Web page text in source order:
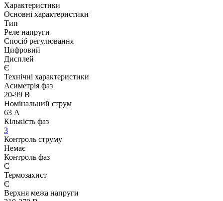
Характеристики
Основні характеристики
Тип
Реле напруги
Спосіб регулювання
Цифровий
Дисплей
Є
Технічні характеристики
Асиметрія фаз
20-99 В
Номінальний струм
63 А
Кількість фаз
3
Контроль струму
Немає
Контроль фаз
Є
Термозахист
Є
Верхня межа напруги